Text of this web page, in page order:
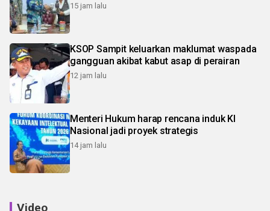
15 jam lalu
KSOP Sampit keluarkan maklumat waspada
gangguan akibat kabut asap di perairan
12 jam lalu
Menteri Hukum harap rencana induk KI
Nasional jadi proyek strategis
14 jam lalu
Video